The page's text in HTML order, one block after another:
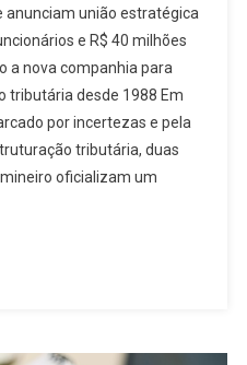
anunciam união estratégica
e R$ 40 milhões
a nova companhia para
tributária desde 1988 Em
por incertezas e pela
tributária, duas
oficializam um